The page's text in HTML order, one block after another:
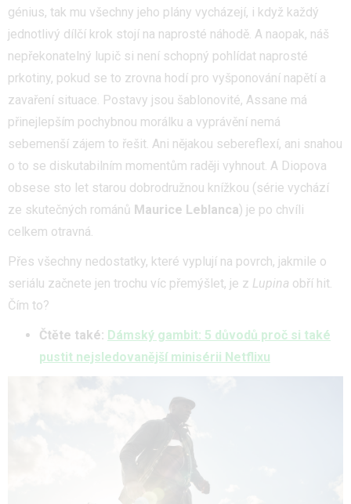
génius, tak mu všechny jeho plány vycházejí, i když každý
jednotlivý dílčí krok stojí na naprosté náhodě. A naopak, náš
nepřekonatelný lupič si není schopný pohlídat naprosté
prkotiny, pokud se to zrovna hodí pro vyšponování napětí a
zavaření situace. Postavy jsou šablonovité, Assane má
přinejlepším pochybnou morálku a vyprávění nemá
sebemenší zájem to řešit. Ani nějakou sebereflexí, ani snahou
o to se diskutabilním momentům raději vyhnout. A Diopova
obsese sto let starou dobrodružnou knížkou (série vychází
ze skutečných románů Maurice Leblanca) je po chvíli
celkem otravná.
Přes všechny nedostatky, které vyplují na povrch, jakmile o
seriálu začnete jen trochu víc přemýšlet, je z Lupina obří hit.
Čím to?
Čtěte také: Dámský gambit: 5 důvodů proč si také
pustit nejsledovanější minisérii Netflixu